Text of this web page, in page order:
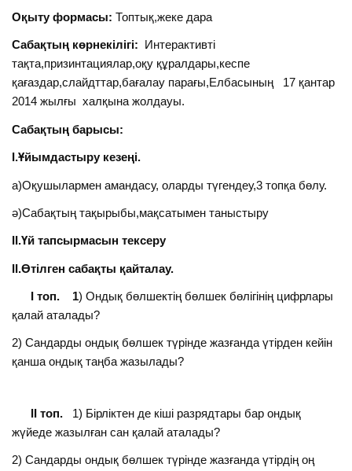
Оқыту формасы:Топтық,жеке дара
Сабақтың көрнекілігі: Интерактивті
тақта,призинтациялар,оқу құралдары,кеспе
қағаздар,слайдттар,бағалау парағы,Елбасының 17 қантар
2014 жылғы халқына жолдауы.
Сабақтың барысы:
І.Ұйымдастыру кезеңі.
а)Оқушылармен амандасу, оларды түгендеу,3 топқа бөлу.
ә)Сабақтың тақырыбы,мақсатымен таныстыру
ІІ.Үй тапсырмасын тексеру
ІІ.Өтілген сабақты қайталау.
І топ. 1) Ондық бөлшектің бөлшек бөлігінің цифрлары
қалай аталады?
2) Сандарды ондық бөлшек түрінде жазғанда үтірден кейін
қанша ондық таңба жазылады?
ІІ топ.
1) Бірліктен де кіші разрядтары бар ондық
жүйеде жазылған сан қалай аталады?
2) Сандарды ондық бөлшек түрінде жазғанда үтірдің оң